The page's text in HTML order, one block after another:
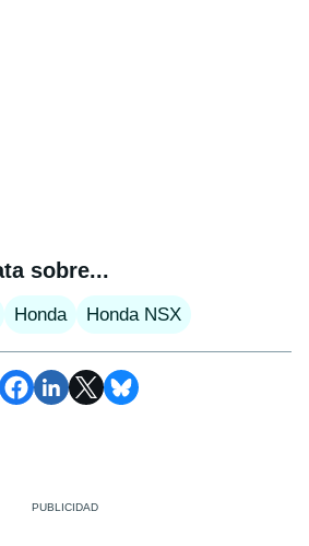
sobre...
Honda Honda NSX